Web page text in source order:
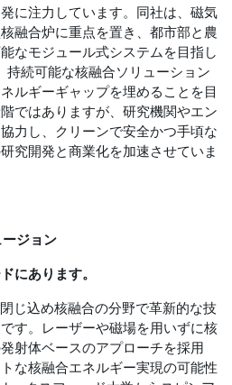
に注力しています。同社は、磁気
融合炉に重点を置き、都市部と農
なモジュール式システムを目指し
続可能な核融合ソリューション
ルギーギャップを埋めることを目
ではありますが、研究機関やエン
力し、クリーンで安全かつ手頃な
究開発と商業化を加速させていま
ジョン
にあります。
じ込め核融合の分野で革新的な技
す。レーザーや磁場を用いずに核
射体ベースのアプローチを採用
な核融合エネルギー実現の可能性